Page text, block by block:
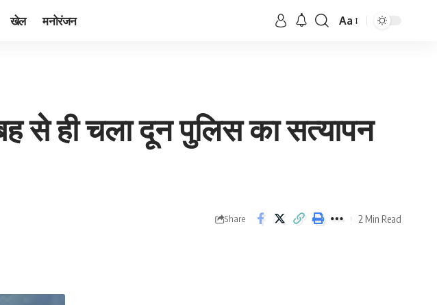
खेल मनोरंजन Aa
से ही चला दून पुलिस का सत्यापन
Share 2 Min Read